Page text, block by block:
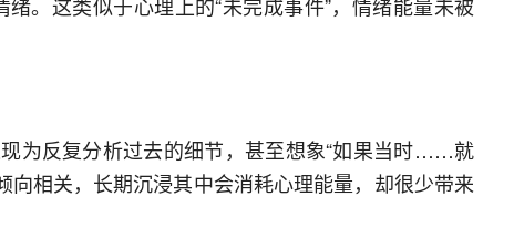
为反复分析过去的细节，甚至想象“如果当时……就
向相关，长期沉浸其中会消耗心理能量，却很少带来